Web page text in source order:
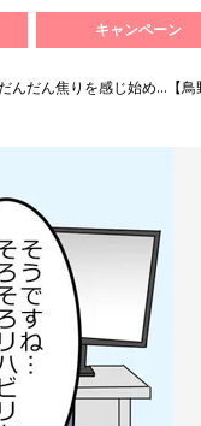
キャンペーン
んだん焦りを感じ始め…【